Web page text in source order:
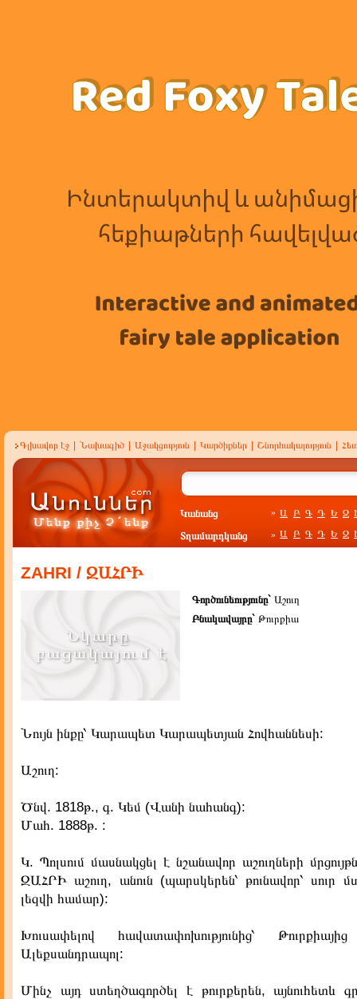
Գլխավոր էջ Նախագիծ Աջակցություն Կարծիքներ Շնորհակալություն
Կանանց » Ա Բ Գ Դ Ե Զ
Տղամարդկանց » Ա Բ Գ Դ Ե Զ
ZAHRI / ԶԱՀՐԻ
Գործունեությունը` Աշուղ
Բնակավայրը` Թուրքիա
Նույն ինքը՝ Կարապետ Կարապետյան Հովհաննեսի:
Աշուղ:
Ծնվ. 1818թ., գ. Կեմ (Վանի նահանգ):
Մահ. 1888թ. :
Կ. Պոլսում մասնակցել է նշանավոր աշուղների
ԶԱՀՐԻ աշուղ, անուն (պարսկերեն՝ թունավոր՝ սուր
լեզվի համար):
Խուսափելով հավատափոխությունից՝
Ալեքսանդրապոլ:
Մինչ այդ ստեղծագործել է թուրքերեն, այնուհետև